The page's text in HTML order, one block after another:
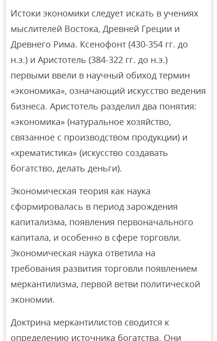
Истоки экономики следует искать в учениях
мыслителей Востока, Древней Греции и
Древнего Рима. Ксенофонт (430-354 гг. до
н.э.) и Аристотель (384-322 гг. до н.э.)
первыми ввели в научный обиход термин
«экономика», означающий искусство ведения
бизнеса. Аристотель разделил два понятия:
«экономика» (натуральное хозяйство,
связанное с производством продукции) и
«хрематистика» (искусство создавать
богатство, делать деньги).
Экономическая теория как наука
сформировалась в период зарождения
капитализма, появления первоначального
капитала, и особенно в сфере торговли.
Экономическая наука ответила на
требования развития торговли появлением
меркантилизма, первой ветви политической
экономии.
Доктрина меркантилистов сводится к
определению источника богатства. Они